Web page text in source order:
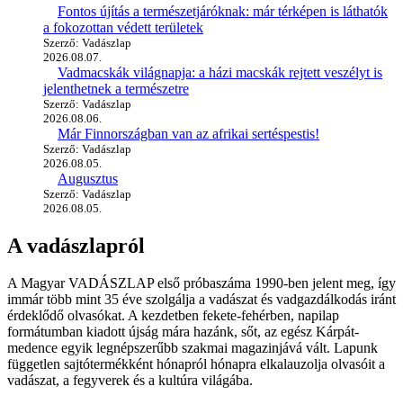
Fontos újítás a természetjáróknak: már térképen is láthatók
a fokozottan védett területek
Szerző: Vadászlap
2026.08.07.
Vadmacskák világnapja: a házi macskák rejtett veszélyt is
jelenthetnek a természetre
Szerző: Vadászlap
2026.08.06.
Már Finnországban van az afrikai sertéspestis!
Szerző: Vadászlap
2026.08.05.
Augusztus
Szerző: Vadászlap
2026.08.05.
A vadászlapról
A Magyar VADÁSZLAP első próbaszáma 1990-ben jelent meg, így
immár több mint 35 éve szolgálja a vadászat és vadgazdálkodás iránt
érdeklődő olvasókat. A kezdetben fekete-fehérben, napilap
formátumban kiadott újság mára hazánk, sőt, az egész Kárpát-
medence egyik legnépszerűbb szakmai magazinjává vált. Lapunk
független sajtótermékként hónapról hónapra elkalauzolja olvasóit a
vadászat, a fegyverek és a kultúra világába.